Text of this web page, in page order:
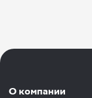
О компании